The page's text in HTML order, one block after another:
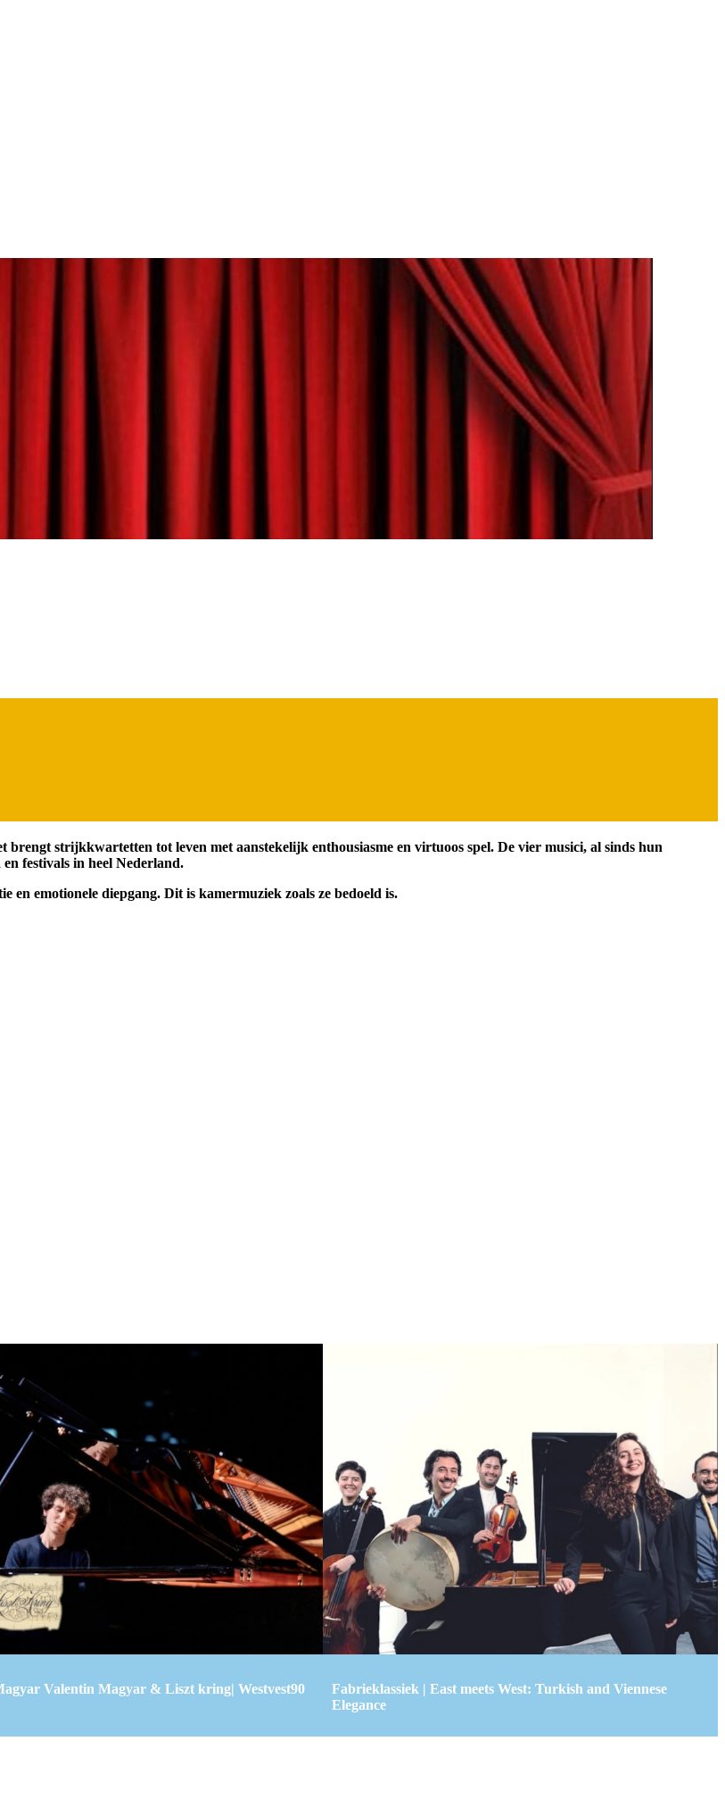
strijkkwartetten tot leven met aanstekelijk enthousiasme en virtuoos spel. De vier musici, al sinds hun
festivals in heel Nederland.
en emotionele diepgang. Dit is kamermuziek zoals ze bedoeld is.
Valentin Magyar & Liszt kring| Westvest90
Fabrieklassiek | East meets West: Turkish and Viennese
Elegance